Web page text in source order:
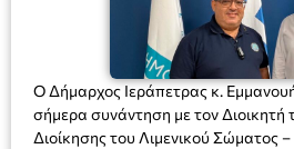
Ο Δήμαρχος Ιεράπετρας κ.
σήμερα συνάντηση με τον Διοικητή
Διοίκησης του Λιμενικού Σώματος –